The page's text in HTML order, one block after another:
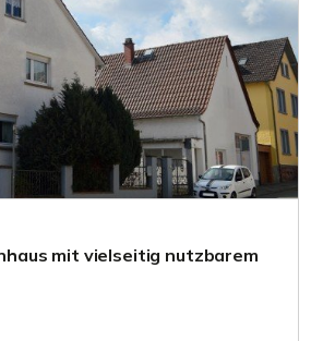
mit vielseitig nutzbarem